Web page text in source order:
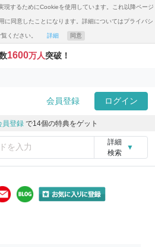
現するためにCookieを使用しています。これ以降ページ
に同意したことになります。詳細についてはプライバシ
ください。 詳細 同意
1600万人突破！
会員登録 ログイン
員登録 で14個の特典をゲット
詳細
検索
▼